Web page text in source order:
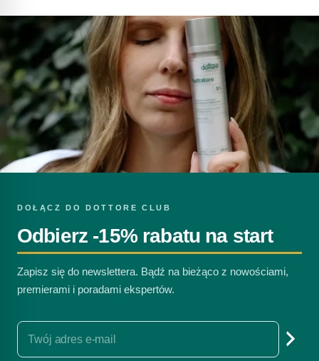
DOŁĄCZ DO DOTTORE CLUB
Odbierz -15% rabatu na start
Zapisz się do newslettera. Bądź na bieżąco z nowościami,
premierami i poradami ekspertów.